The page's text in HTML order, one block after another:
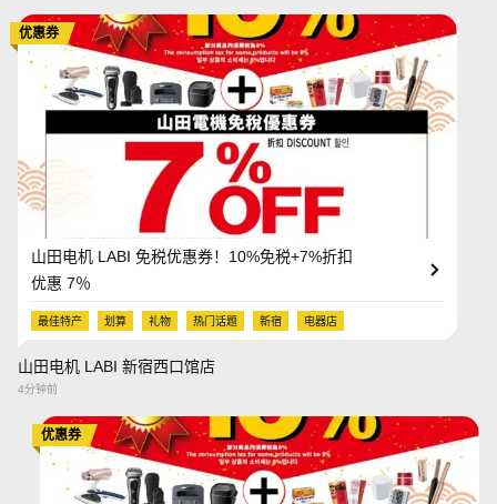
优惠券
山田电机 LABI 免税优惠券！10%免税+7%折扣
优惠 7％
最佳特产 划算 礼物 热门话题 新宿 电器店
山田电机 LABI 新宿西口馆店
4分钟前
优惠券